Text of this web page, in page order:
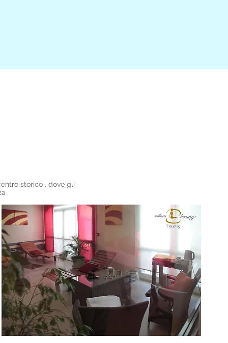
storico , dove gli